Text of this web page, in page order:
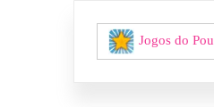
Jogos do Pou